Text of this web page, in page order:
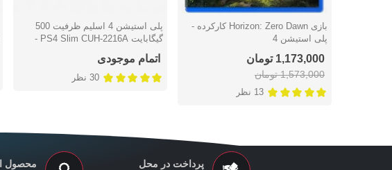
دوست داشتن
بازی Horizon: Zero Dawn کارکرده -
پلی استیشن 4
1,173,000 تومان
1,573,000 تومان
13 نظر
دوست داشتن
پلی استیشن 4 اسلیم ظرفیت 500
گیگابایت PS4 Slim CUH-2216A -
فاقد بازی
اتمام موجودی
30 نظر
پرداخت در محل محصول